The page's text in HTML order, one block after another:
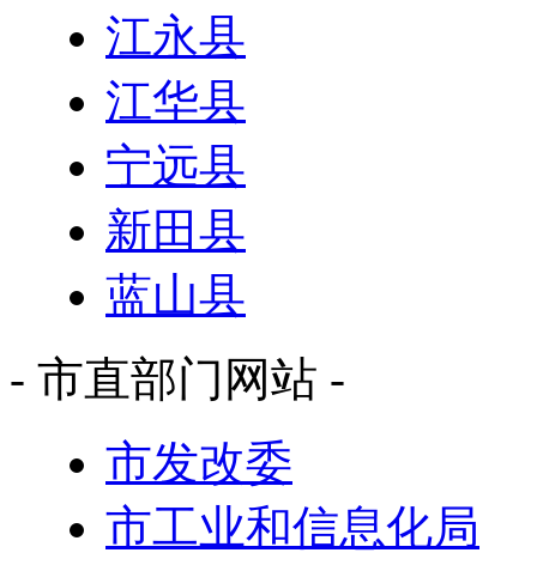
江永县
江华县
宁远县
新田县
蓝山县
- 市直部门网站 -
市发改委
市工业和信息化局